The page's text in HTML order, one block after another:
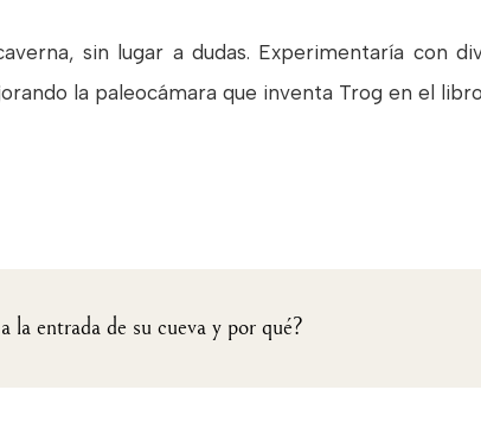
sin lugar a dudas. Experimentaría con
la paleocámara que inventa Trog en el
la entrada de su cueva y por qué?